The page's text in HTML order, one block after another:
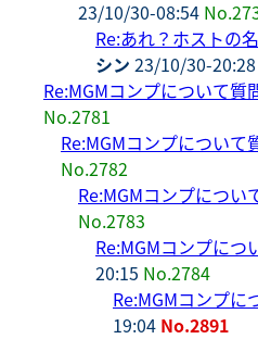
23/10/30-08:54
Re:あれ？ホストの
シン 23/10/30-20:28
Re:MGMコンプについて質
No.2781
Re:MGMコンプについて
No.2782
Re:MGMコンプについ
No.2783
Re:MGMコンプにつ
20:15 No.2784
Re:MGMコンプに
19:04 No.2891